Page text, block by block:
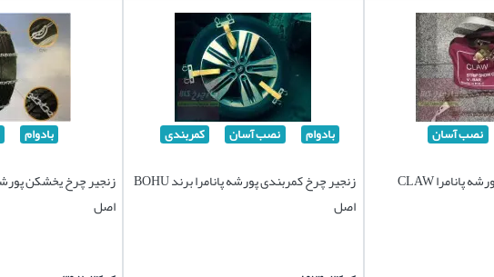
نصب آسان
زنجیر چرخ کمربندی پورشه پانامرا CLAW
بادوام نصب آسان کمربندی
زنجیر چرخ کمربندی پورشه پانامرا برند BOHU
اصل
بادوام
اصل